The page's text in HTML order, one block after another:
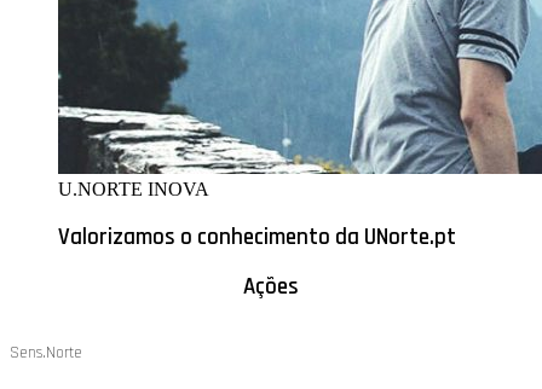
U.NORTE INOVA
Valorizamos o conhecimento da UNorte.pt
Ações
Sens.Norte